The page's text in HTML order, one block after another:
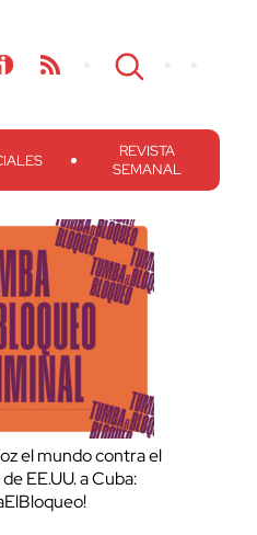
REVISTA
SEMANAL
el mundo contra el
EE.UU. a Cuba: